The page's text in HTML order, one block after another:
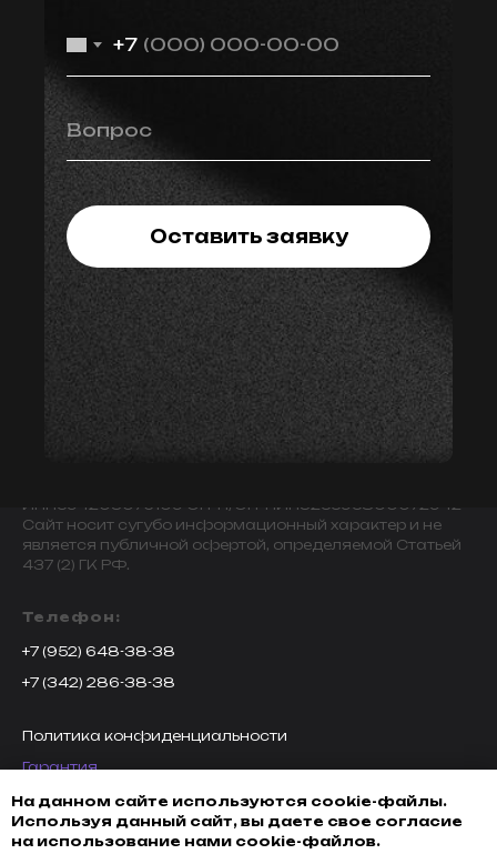
+7
Вопрос
Оставить заявку
ИНН594203076109 ОГРН/ОГРНИП325595800072942
Сайт носит сугубо информационный характер и не
является публичной офертой, определяемой Статьей
437 (2) ГК РФ.
Телефон:
+7 (952) 648-38-38
+7 (342) 286-38-38
Политика конфиденциальности
Гарантия
Возврат товара
Доставка, оплата и кредитование
На данном сайте используются cookie-файлы.
Используя данный сайт, вы даете свое согласие
на использование нами cookie-файлов.